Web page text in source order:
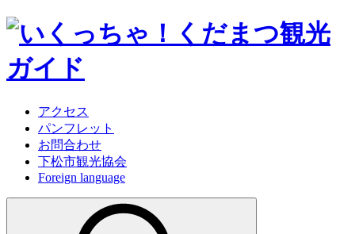
アクセス
パンフレット
お問合わせ
下松市観光協会
Foreign language